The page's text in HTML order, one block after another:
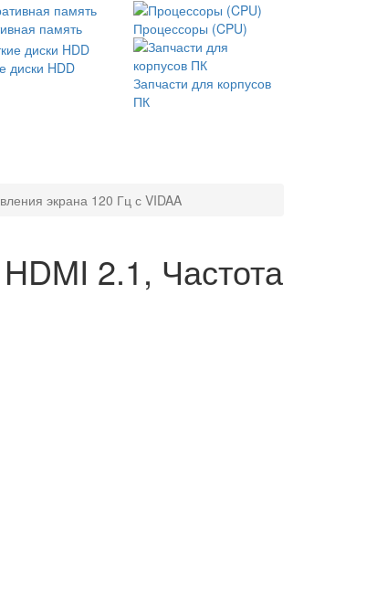
память Процессоры (CPU)
диски HDD
Запчасти для корпусов
ПК
экрана 120 Гц с VIDAA
2.1, Частота